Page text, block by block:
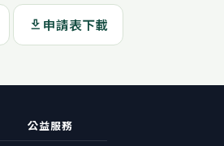
download 申請表下載
公益服務